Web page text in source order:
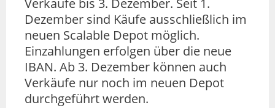
Verkäufe bis 3. Dezember. Seit 1.
Dezember sind Käufe ausschließlich im
neuen Scalable Depot möglich.
Einzahlungen erfolgen über die neue
IBAN. Ab 3. Dezember können auch
Verkäufe nur noch im neuen Depot
durchgeführt werden.